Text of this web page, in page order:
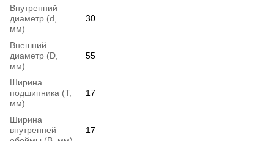
Внутренний
диаметр (d,
мм)
30
Внешний
диаметр (D,
мм)
55
Ширина
подшипника (T,
мм)
17
Ширина
внутренней
17